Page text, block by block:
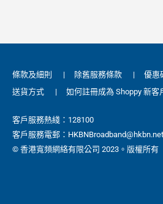
條款及細則 | 除舊服務條款 | 優惠
送貨方式
| 如何註冊成為 Shoppy 新客
客戶服務熱綫：128100
客戶服務電郵：HKBNBroadband@hkbn.net
© 香港寬頻網絡有限公司 2023。版權所有